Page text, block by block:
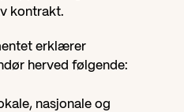
kontrakt.
erklærer
herved følgende:
nasjonale og